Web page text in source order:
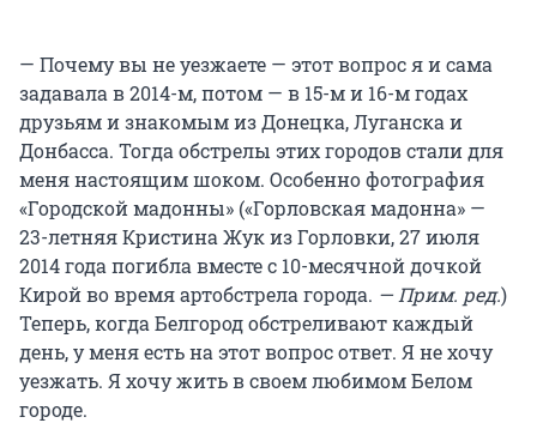
— Почему вы не уезжаете — этот вопрос я и сама
задавала в 2014-м, потом — в 15-м и 16-м годах
друзьям и знакомым из Донецка, Луганска и
Донбасса. Тогда обстрелы этих городов стали для
меня настоящим шоком. Особенно фотография
«Городской мадонны» («Горловская мадонна» —
23-летняя Кристина Жук из Горловки, 27 июля
2014 года погибла вместе с 10-месячной дочкой
Кирой во время артобстрела города. — Прим. ред.)
Теперь, когда Белгород обстреливают каждый
день, у меня есть на этот вопрос ответ. Я не хочу
уезжать. Я хочу жить в своем любимом Белом
городе.